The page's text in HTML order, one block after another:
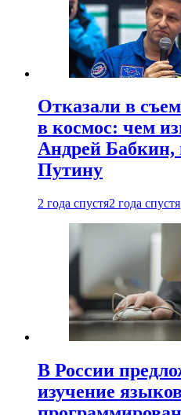
Отказали в
в космос: чем
Андрей Бабкин,
Путину
2 года спустя2 года спустя
В России
изучение